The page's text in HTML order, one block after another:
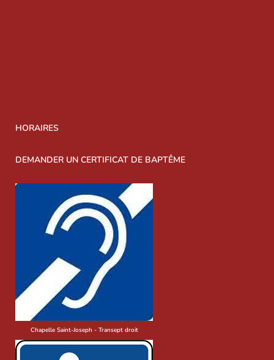
HORAIRES
DEMANDER UN CERTIFICAT DE BAPTÊME
Chapelle Saint-Joseph - Transept droit